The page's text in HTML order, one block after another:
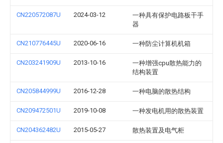
CN220572087U 2024-03-12
一种具有保护电路板干手
器
CN210776445U 2020-06-16 一种防尘计算机机箱
CN203241909U 2013-10-16
一种增强cpu散热能力的
结构装置
CN205844999U 2016-12-28 一种电脑的散热结构
CN209472501U 2019-10-08 一种发电机用的散热装置
CN204362482U 2015-05-27 散热装置及电气柜